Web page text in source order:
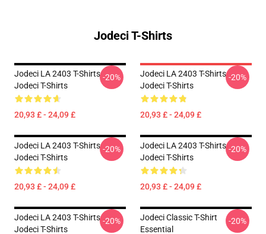
Jodeci T-Shirts
Jodeci LA 2403 T-Shirts
Jodeci T-Shirts
20,93 £ - 24,09 £
-20%
Jodeci LA 2403 T-Shirts
Jodeci T-Shirts
20,93 £ - 24,09 £
-20%
Jodeci LA 2403 T-Shirts
Jodeci T-Shirts
20,93 £ - 24,09 £
-20%
Jodeci LA 2403 T-Shirts
Jodeci T-Shirts
20,93 £ - 24,09 £
-20%
Jodeci LA 2403 T-Shirts
Jodeci T-Shirts
-20%
Jodeci Classic T-Shirt
Essential
-20%